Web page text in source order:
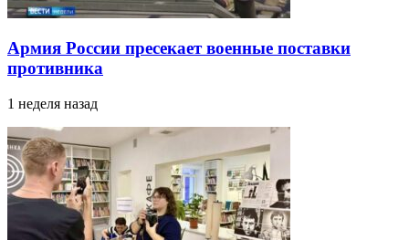
Армия России пресекает военные поставки
противника
1 неделя назад